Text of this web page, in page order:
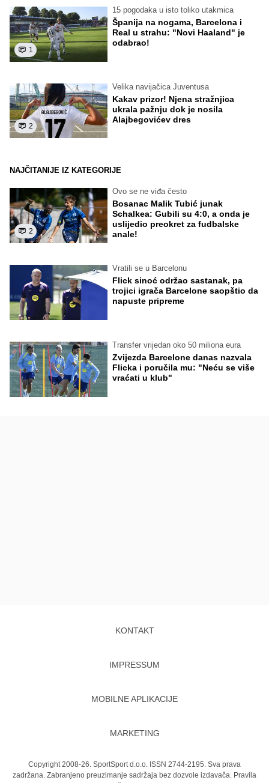
1
15 pogodaka u isto toliko utakmica
Španija na nogama, Barcelona i
Real u strahu: "Novi Haaland" je
odabrao!
2
Velika navijačica Juventusa
Kakav prizor! Njena stražnjica
ukrala pažnju dok je nosila
Alajbegovićev dres
NAJČITANIJE IZ KATEGORIJE
2
Ovo se ne viđa često
Bosanac Malik Tubić junak
Schalkea: Gubili su 4:0, a onda je
uslijedio preokret za fudbalske
anale!
Vratili se u Barcelonu
Flick sinoć održao sastanak, pa
trojici igrača Barcelone saopštio da
napuste pripreme
Transfer vrijedan oko 50 miliona eura
Zvijezda Barcelone danas nazvala
Flicka i poručila mu: "Neću se više
vraćati u klub"
KONTAKT
IMPRESSUM
MOBILNE APLIKACIJE
MARKETING
Copyright 2008-26. SportSport d.o.o. ISSN 2744-2195. Sva prava
zadržana. Zabranjeno preuzimanje sadržaja bez dozvole izdavača. Pravila